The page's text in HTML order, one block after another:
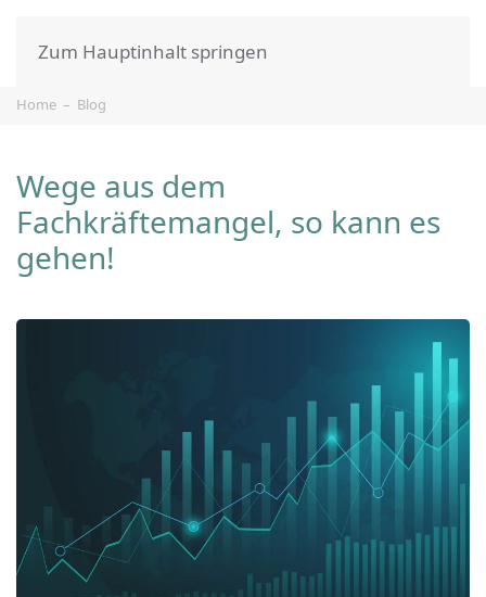
Zum Hauptinhalt springen
Home Blog
Wege aus dem
Fachkräftemangel, so kann es
gehen!